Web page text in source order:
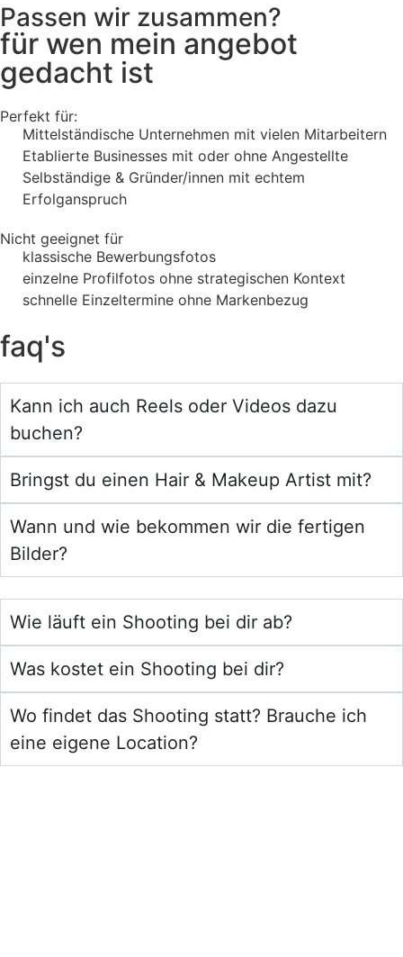
Passen wir zusammen?
für wen mein angebot
gedacht ist
Perfekt für:
Mittelständische Unternehmen mit vielen Mitarbeitern
Etablierte Businesses mit oder ohne Angestellte
Selbständige & Gründer/innen mit echtem
Erfolganspruch
Nicht geeignet für
klassische Bewerbungsfotos
einzelne Profilfotos ohne strategischen Kontext
schnelle Einzeltermine ohne Markenbezug
faq's
Kann ich auch Reels oder Videos dazu
buchen?
Bringst du einen Hair & Makeup Artist mit?
Wann und wie bekommen wir die fertigen
Bilder?
Wie läuft ein Shooting bei dir ab?
Was kostet ein Shooting bei dir?
Wo findet das Shooting statt? Brauche ich
eine eigene Location?